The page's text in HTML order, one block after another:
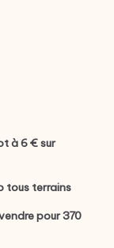
à 6 € sur
tous terrains
pour 370